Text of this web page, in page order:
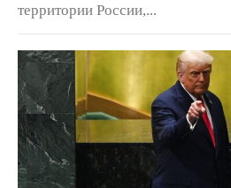
территории России,...